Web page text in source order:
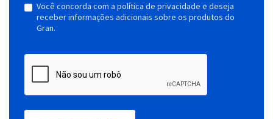
Você concorda com a política de privacidade e deseja
receber informações adicionais sobre os produtos do
Gran.